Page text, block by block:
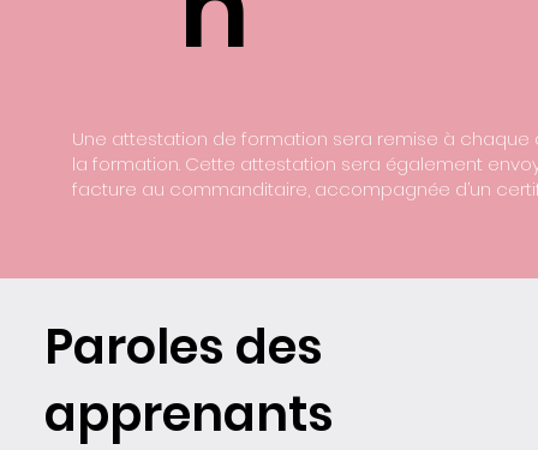
Paroles des
apprenants
Une attestation de formation sera remise à chaque
la formation. Cette attestation sera également
facture au commanditaire, accompagnée d’un